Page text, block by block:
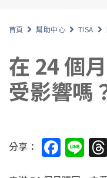
首頁 幫助中心 TISA
在 24 個
受影響嗎
分享： F
a
Li
n